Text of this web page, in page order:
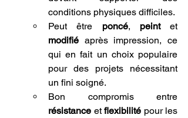
conditions physiques difficiles.
Peut être poncé, peint
et
modifié après impression, ce
qui en fait un choix populaire
pour des projets nécessitant
un fini soigné.
résistance et flexibilité pour les